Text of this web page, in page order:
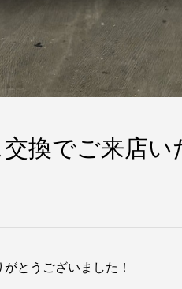
換でご来店
とうございました！